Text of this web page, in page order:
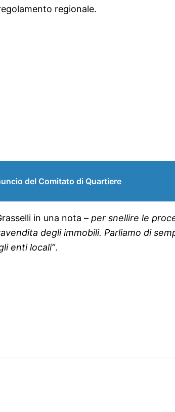
regionale.
del Comitato di Quartiere
in una nota – per snellire le
degli immobili. Parliamo di
enti locali”.